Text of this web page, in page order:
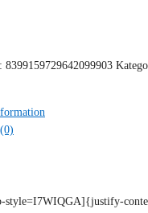
8399159729642099903
style=I7WIQGA]{justify-